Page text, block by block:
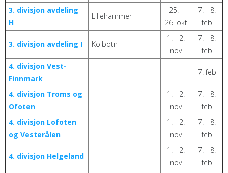
3. divisjon avdeling
H
Lillehammer
25. -
26. okt
7. - 8.
feb
3. divisjon avdeling I Kolbotn
1. - 2.
nov
7. - 8.
feb
4. divisjon Vest-
Finnmark
7. feb
4. divisjon Troms og
Ofoten
1. - 2.
nov
7. - 8.
feb
4. divisjon Lofoten
og Vesterålen
1. - 2.
nov
7. - 8.
feb
4. divisjon Helgeland
1. - 2.
nov
7. - 8.
feb